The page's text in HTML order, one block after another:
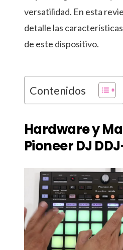
versatilidad. En esta
detalle las
de este dispositivo.
Contenidos
Hardware y
Pioneer DJ